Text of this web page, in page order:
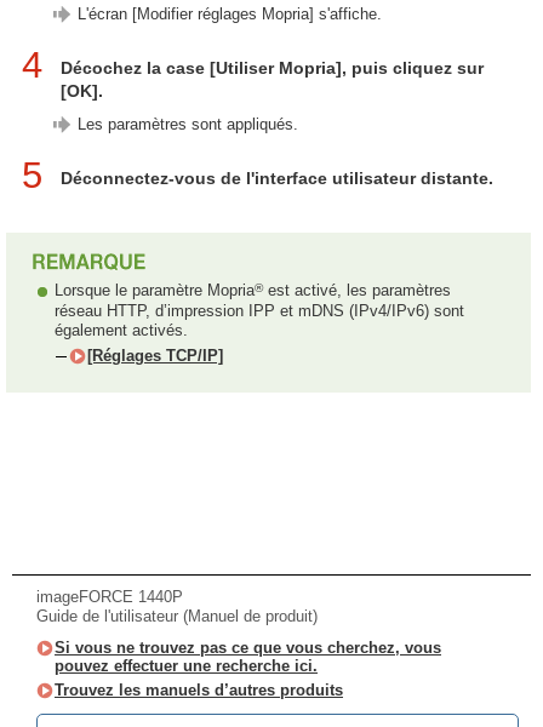
L'écran [Modifier réglages Mopria] s'affiche.
4
Décochez la case [Utiliser Mopria], puis cliquez sur
[OK].
Les paramètres sont appliqués.
5 Déconnectez-vous de l'interface utilisateur distante.
Lorsque le paramètre Mopria®est activé, les paramètres
réseau HTTP, d’impression IPP et mDNS (IPv4/IPv6) sont
également activés.
[Réglages TCP/IP]
imageFORCE 1440P
Guide de l'utilisateur (Manuel de produit)
Si vous ne trouvez pas ce que vous cherchez, vous
pouvez effectuer une recherche ici.
Trouvez les manuels d’autres produits